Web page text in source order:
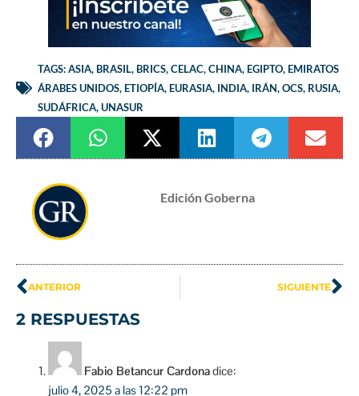
TAGS:ASIA, BRASIL, BRICS,CELAC,CHINA, EGIPTO, EMIRATOS
ÁRABES UNIDOS, ETIOPÍA, EURASIA, INDIA, IRÁN,OCS, RUSIA,
SUDÁFRICA,UNASUR
Edición Goberna
ANTERIOR SIGUIENTE
2 RESPUESTAS
Fabio Betancur Cardonadice:
julio 4, 2025 a las 12:22 pm